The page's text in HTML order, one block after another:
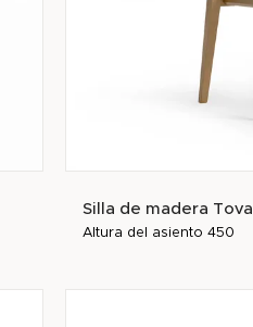
Silla de madera Tova
Altura del asiento 450